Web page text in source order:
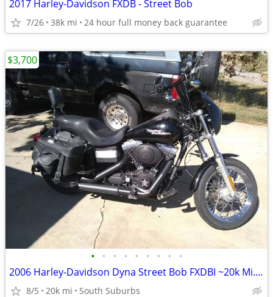
2017 Harley-Davidson FXDB - Street Bob
7/26 38k mi 24 hour full money back guarantee
• • • • • • • • •
2006 Harley-Davidson Dyna Street Bob FXDBI ~20k Mi.-Custom-$3,700 CASH
8/5 20k mi South Suburbs
$3,700